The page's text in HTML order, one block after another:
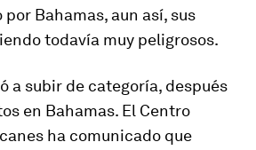
por Bahamas, aun así, sus
todavía muy peligrosos.
a subir de categoría, después
en Bahamas. El Centro
ha comunicado que